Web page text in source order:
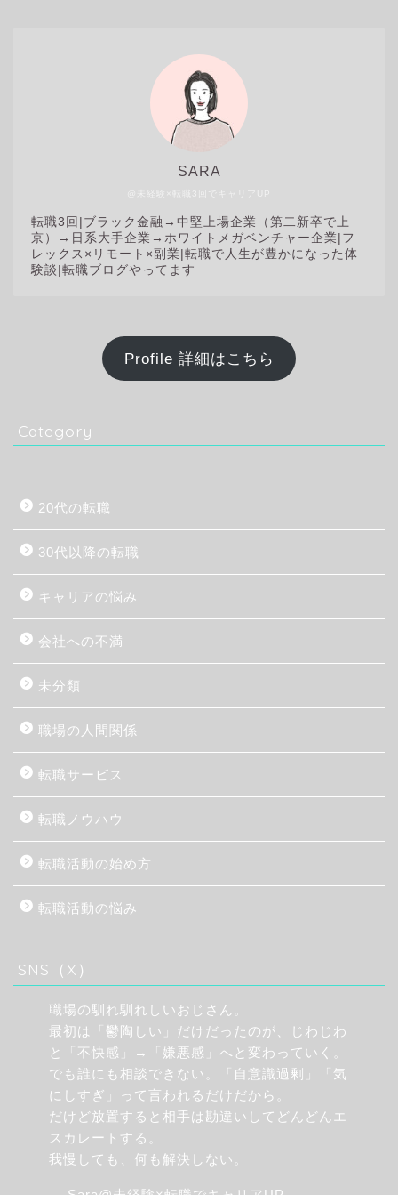
@未経験×転職3回でキャリアUP
SARA
転職3回| ブラック金融→中堅上場企業（第二新卒で上
京）→日系大手企業→ホワイトメガベンチャー企業|フ
レックス×リモート×副業|転職で人生が豊かになった体
験談|転職ブログやってます
Profile 詳細はこちら
Category
20代の転職
30代以降の転職
キャリアの悩み
会社への不満
未分類
職場の人間関係
転職サービス
転職ノウハウ
転職活動の始め方
転職活動の悩み
SNS（X）
職場の馴れ馴れしいおじさん。
最初は「鬱陶しい」だけだったのが、じわじわ
と「不快感」→「嫌悪感」へと変わっていく。
でも誰にも相談できない。「自意識過剰」「気
にしすぎ」って言われるだけだから。
だけど放置すると相手は勘違いしてどんどんエ
スカレートする。
我慢しても、何も解決しない。